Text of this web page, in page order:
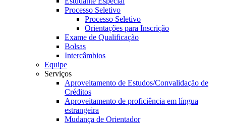
Processo Seletivo
Processo Seletivo
Orientações para Inscrição
Exame de Qualificação
Bolsas
Intercâmbios
Equipe
Serviços
Aproveitamento de Estudos/Convalidação de
Créditos
Aproveitamento de proficiência em língua
estrangeira
Mudança de Orientador